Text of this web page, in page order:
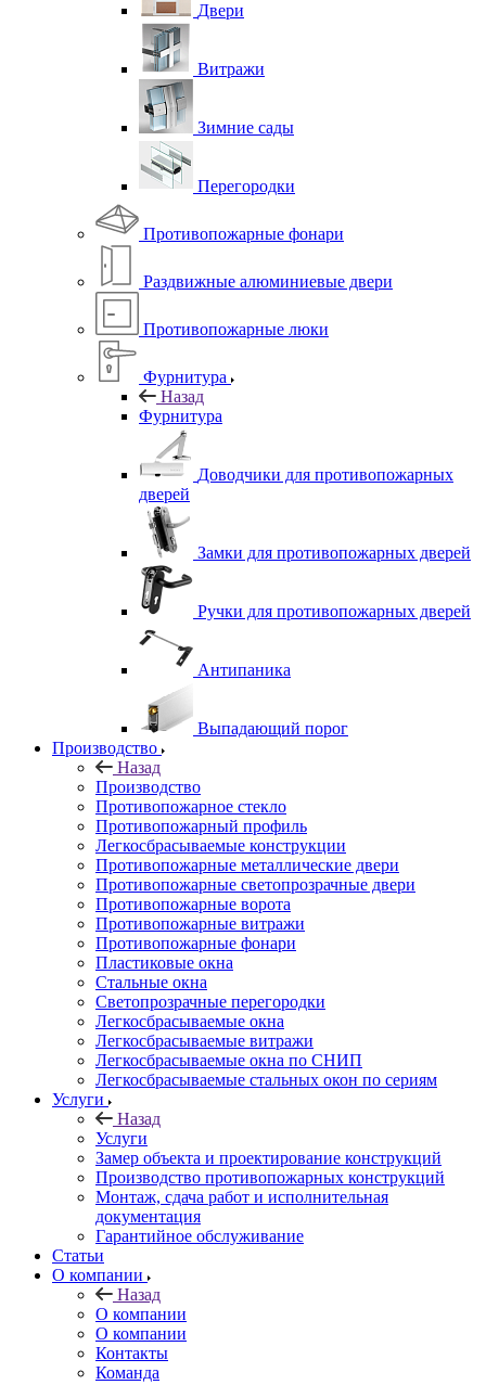
Двери
Витражи
Зимние сады
Перегородки
Противопожарные фонари
Раздвижные алюминиевые двери
Противопожарные люки
Фурнитура
Назад
Фурнитура
Доводчики для противопожарных
дверей
Замки для противопожарных дверей
Ручки для противопожарных дверей
Антипаника
Выпадающий порог
Производство
Назад
Производство
Противопожарное стекло
Противопожарный профиль
Легкосбрасываемые конструкции
Противопожарные металлические двери
Противопожарные светопрозрачные двери
Противопожарные ворота
Противопожарные витражи
Противопожарные фонари
Пластиковые окна
Стальные окна
Светопрозрачные перегородки
Легкосбрасываемые окна
Легкосбрасываемые витражи
Легкосбрасываемые окна по СНИП
Легкосбрасываемые стальных окон по сериям
Услуги
Назад
Услуги
Замер объекта и проектирование конструкций
Производство противопожарных конструкций
Монтаж, сдача работ и исполнительная
документация
Гарантийное обслуживание
Статьи
О компании
Назад
О компании
О компании
Контакты
Команда